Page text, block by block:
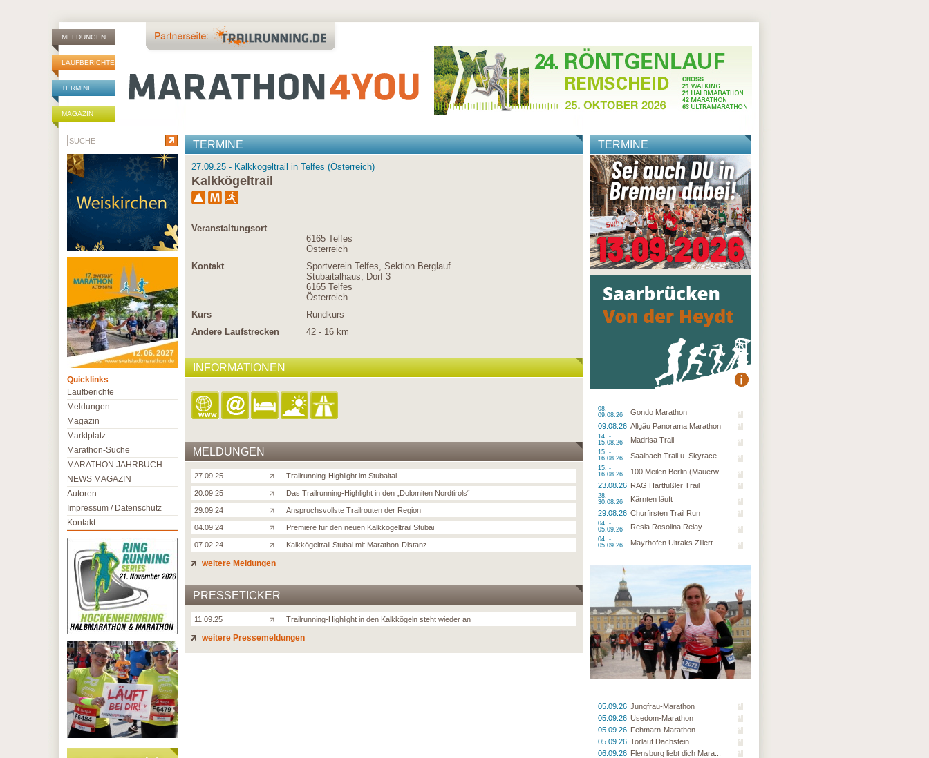
MELDUNGEN
LAUFBERICHTE
TERMINE
MAGAZIN
TERMINE
27.09.25 - Kalkkögeltrail in Telfes (Österreich)
Kalkkögeltrail
Veranstaltungsort
6165 Telfes
Österreich
Kontakt
Sportverein Telfes, Sektion Berglauf
Stubaitalhaus, Dorf 3
6165 Telfes
Österreich
Kurs
Rundkurs
Andere Laufstrecken
42 - 16 km
INFORMATIONEN
MELDUNGEN
27.09.25 Trailrunning-Highlight im Stubaital
20.09.25 Das Trailrunning-Highlight in den „Dolomiten Nordtirols“
29.09.24 Anspruchsvollste Trailrouten der Region
04.09.24 Premiere für den neuen Kalkkögeltrail Stubai
07.02.24 Kalkkögeltrail Stubai mit Marathon-Distanz
weitere Meldungen
PRESSETICKER
11.09.25 Trailrunning-Highlight in den Kalkkögeln steht wieder an
weitere Pressemeldungen
TERMINE
08. -
09.08.26
Gondo Marathon
09.08.26 Allgäu Panorama Marathon
14. -
15.08.26
Madrisa Trail
15. -
16.08.26
Saalbach Trail u. Skyrace
15. -
16.08.26
100 Meilen Berlin (Mauerw...
23.08.26 RAG Hartfüßler Trail
28. -
30.08.26
Kärnten läuft
29.08.26 Churfirsten Trail Run
04. -
05.09.26
Resia Rosolina Relay
04. -
05.09.26
Mayrhofen Ultraks Zillert...
05.09.26 Jungfrau-Marathon
05.09.26 Usedom-Marathon
05.09.26 Fehmarn-Marathon
05.09.26 Torlauf Dachstein
06.09.26 Flensburg liebt dich Mara...
Quicklinks
Laufberichte
Meldungen
Magazin
Marktplatz
Marathon-Suche
MARATHON JAHRBUCH
NEWS MAGAZIN
Autoren
Impressum / Datenschutz
Kontakt